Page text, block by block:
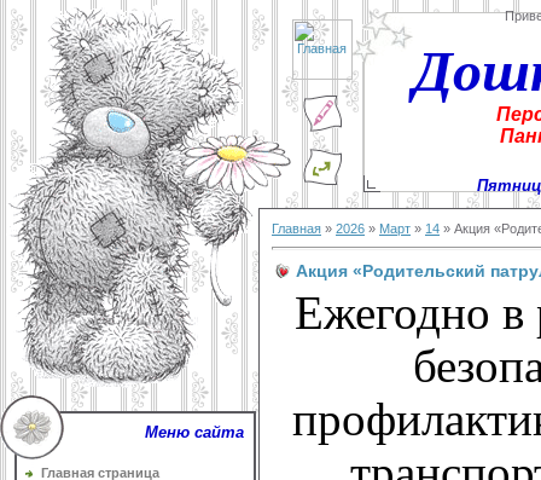
Меню сайта
Главная страница
Главная » 2026 » Март » 14 » Акция
Акция «Родительский
Ежегодно в